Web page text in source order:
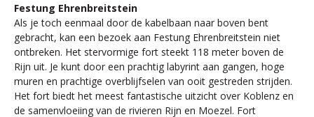
Festung Ehrenbreitstein
Als je toch eenmaal door de kabelbaan naar boven bent
gebracht, kan een bezoek aan Festung Ehrenbreitstein niet
ontbreken. Het stervormige fort steekt 118 meter boven de
Rijn uit. Je kunt door een prachtig labyrint aan gangen, hoge
muren en prachtige overblijfselen van ooit gestreden strijden.
Het fort biedt het meest fantastische uitzicht over Koblenz en
de samenvloeiing van de rivieren Rijn en Moezel. Fort